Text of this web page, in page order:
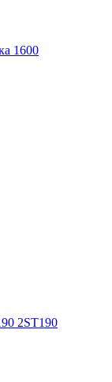
1600
2ST190